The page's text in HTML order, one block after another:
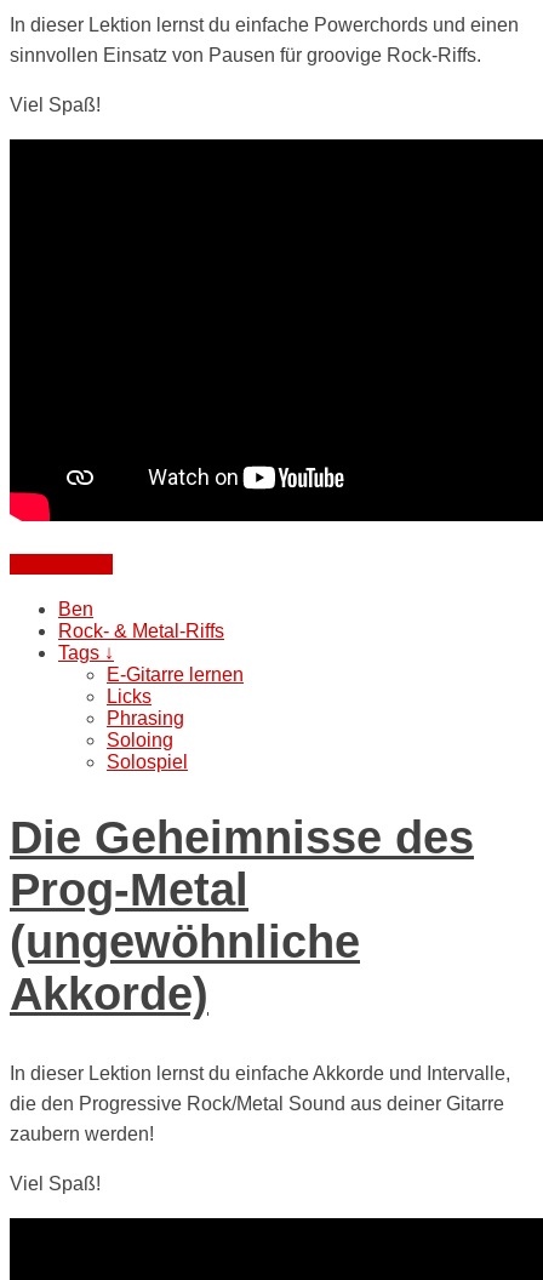
In dieser Lektion lernst du einfache Powerchords und einen
sinnvollen Einsatz von Pausen für groovige Rock-Riffs.
Viel Spaß!
Ben
Rock- & Metal-Riffs
Tags ↓
E-Gitarre lernen
Licks
Phrasing
Soloing
Solospiel
Die Geheimnisse des
Prog-Metal
(ungewöhnliche
Akkorde)
In dieser Lektion lernst du einfache Akkorde und Intervalle,
die den Progressive Rock/Metal Sound aus deiner Gitarre
zaubern werden!
Viel Spaß!